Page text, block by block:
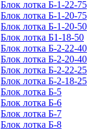
Блок лотка Б-1-22-75
Блок лотка Б-1-20-75
Блок лотка Б-1-20-50
Блок лотка Б1-18-50
Блок лотка Б-2-22-40
Блок лотка Б-2-20-40
Блок лотка Б-2-22-25
Блок лотка Б-2-18-25
Блок лотка Б-5
Блок лотка Б-6
Блок лотка Б-7
Блок лотка Б-8